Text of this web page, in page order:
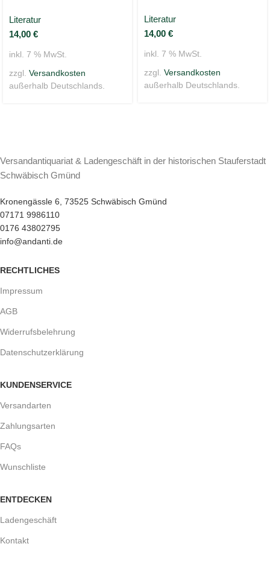
Literatur
14,00 €
inkl. 7 % MwSt.
zzgl. Versandkosten
außerhalb Deutschlands.
Literatur
14,00 €
inkl. 7 % MwSt.
zzgl. Versandkosten
außerhalb Deutschlands.
Versandantiquariat & Ladengeschäft in der historischen Stauferstadt
Schwäbisch Gmünd
Kronengässle 6, 73525 Schwäbisch Gmünd
07171 9986110
0176 43802795
info@andanti.de
RECHTLICHES
Impressum
AGB
Widerrufsbelehrung
Datenschutzerklärung
KUNDENSERVICE
Versandarten
Zahlungsarten
FAQs
Wunschliste
ENTDECKEN
Ladengeschäft
Kontakt